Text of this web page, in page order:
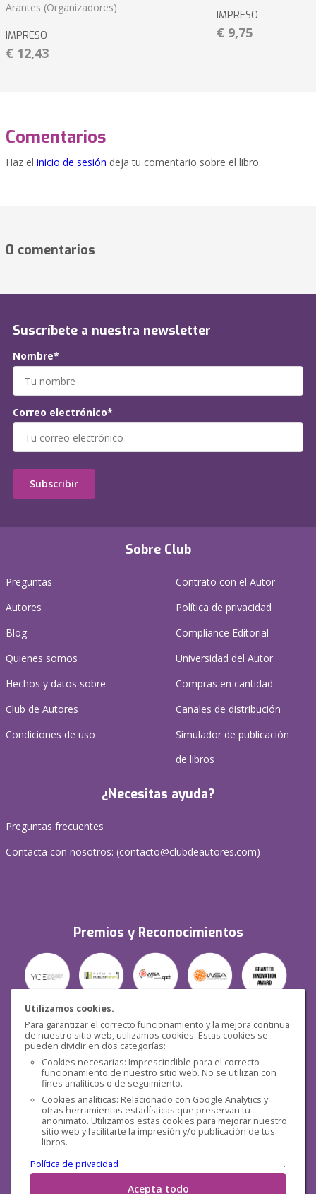
Utilizamos cookies.
Para garantizar el correcto funcionamiento y la mejora continua
de nuestro sitio web, utilizamos cookies. Estas cookies se
pueden dividir en dos categorías:
Cookies necesarias: Imprescindible para el correcto
funcionamiento de nuestro sitio web. No se utilizan con
fines analíticos o de seguimiento.
Cookies analíticas: Relacionado con Google Analytics y
otras herramientas estadísticas que preservan tu
anonimato. Utilizamos estas cookies para mejorar nuestro
sitio web y facilitarte la impresión y/o publicación de tus
libros.
Política de privacidad
.
Acepta todo
Arantes (Organizadores)
IMPRESO
€ 12,43
IMPRESO
€ 9,75
Comentarios
Haz el inicio de sesión deja tu comentario sobre el libro.
0 comentarios
Sobre Club
Preguntas
Autores
Blog
Quienes somos
Hechos y datos sobre
Club de Autores
Condiciones de uso
Contrato con el Autor
Política de privacidad
Compliance Editorial
Universidad del Autor
Compras en cantidad
Canales de distribución
Simulador de publicación
de libros
¿Necesitas ayuda?
Preguntas frecuentes
Contacta con nosotros: (contacto@clubdeautores.com)
Premios y Reconocimientos
Seguridad
Redes sociales
Suscríbete a nuestra newsletter
Nombre*
Correo electrónico*
Subscribir